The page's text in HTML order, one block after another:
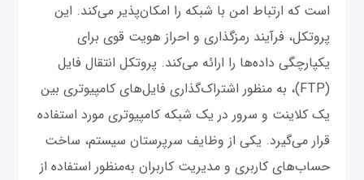
است که ارتباط امن با شبکه را امکان‌پذیر می‌کند. این
پروتکل، فرآیند رمزگذاری و احراز هویت قوی برای
یکپارچگی داده‌ها را ارائه می‌کند. پروتکل انتقال فایل
(FTP)، به منظور اشتراک‌گذاری فایل‌های کامپیوتری بین
یک کلاینت و سرور در یک شبکه کامپیوتری مورد استفاده
قرار می‌گیرد. یکی از وظایف سرپرستان سیستم، ساخت
حساب‌های کاربری و مدیریت کاربران به‌منظور استفاده از